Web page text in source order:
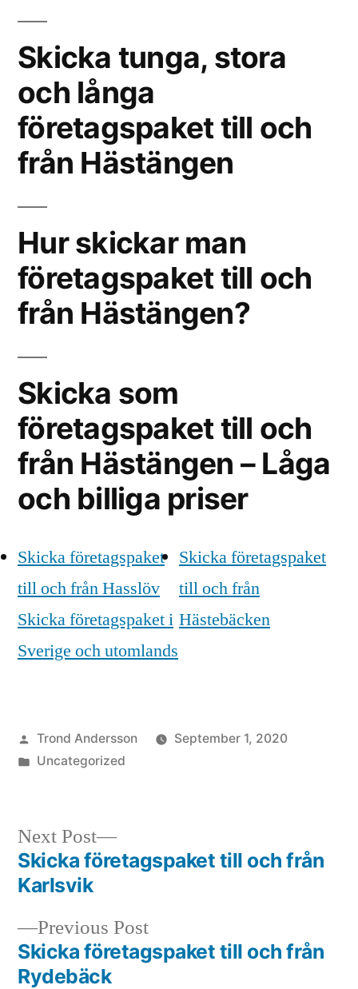
Skicka tunga, stora
och långa
företagspaket till och
från Hästängen
Hur skickar man
företagspaket till och
från Hästängen?
Skicka som
företagspaket till och
från Hästängen – Låga
och billiga priser
Skicka företagspaket
till och från Hasslöv
Skicka företagspaket
till och från
Hästebäcken
Skicka företagspaket i
Sverige och utomlands
Posted
by
Trond Andersson
September 1, 2020
Posted
Uncategorized
Post
navigation
Previous PostPrevious
post:
Skicka företagspaket till och från
Rydebäck
Next Post
Next
post:
Skicka företagspaket till och från
Karlsvik